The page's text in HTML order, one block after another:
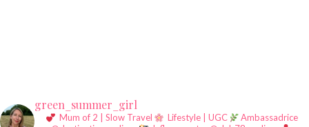
green_summer_girl
Mum of 2 | Slow Travel Lifestyle | UGC
Ambassadrice